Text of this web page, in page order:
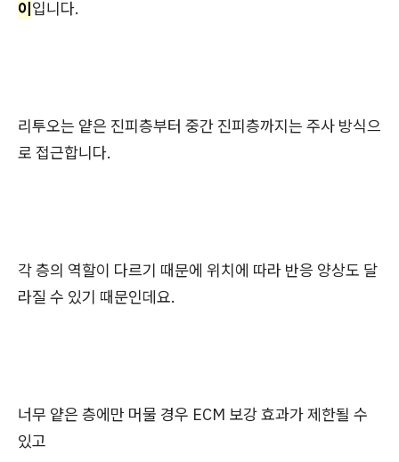
이입니다.
리투오는 얕은 진피층부터 중간 진피층까지는 주사 방식으
로 접근합니다.
각 층의 역할이 다르기 때문에 위치에 따라 반응 양상도 달
라질 수 있기 때문인데요.
너무 얕은 층에만 머물 경우 ECM 보강 효과가 제한될 수
있고